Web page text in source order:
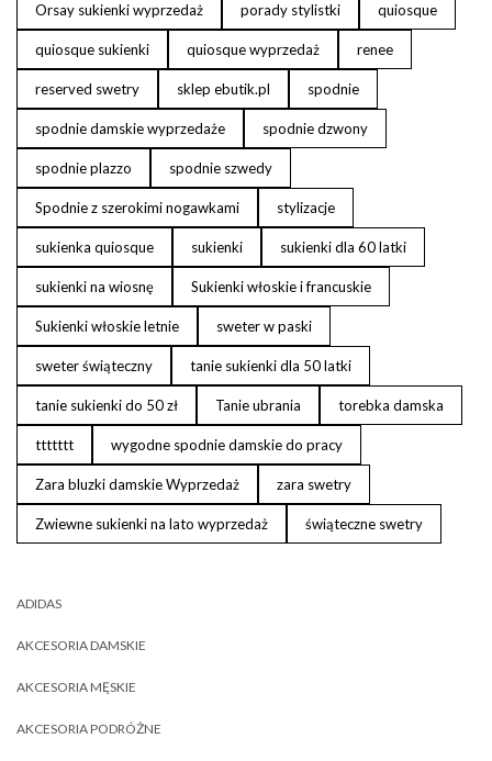
Orsay sukienki wyprzedaż porady stylistki quiosque
quiosque sukienki quiosque wyprzedaż renee
reserved swetry sklep ebutik.pl spodnie
spodnie damskie wyprzedaże spodnie dzwony
spodnie plazzo spodnie szwedy
Spodnie z szerokimi nogawkami stylizacje
sukienka quiosque sukienki sukienki dla 60 latki
sukienki na wiosnę Sukienki włoskie i francuskie
Sukienki włoskie letnie sweter w paski
sweter świąteczny tanie sukienki dla 50 latki
tanie sukienki do 50 zł Tanie ubrania torebka damska
ttttttt wygodne spodnie damskie do pracy
Zara bluzki damskie Wyprzedaż zara swetry
Zwiewne sukienki na lato wyprzedaż świąteczne swetry
ADIDAS
AKCESORIA DAMSKIE
AKCESORIA MĘSKIE
AKCESORIA PODRÓŻNE